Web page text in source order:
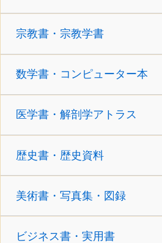
宗教書・宗教学書
数学書・コンピューター本
医学書・解剖学アトラス
歴史書・歴史資料
美術書・写真集・図録
ビジネス書・実用書